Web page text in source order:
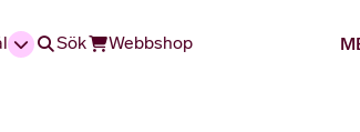
Sök Webbshop